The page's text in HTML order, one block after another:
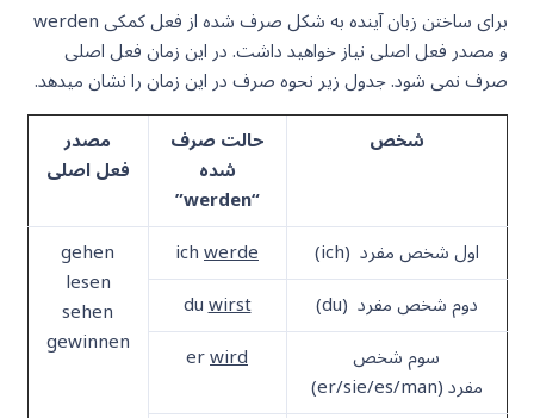
برای ساختن زبان آینده به شکل صرف شده از فعل کمکی werden
و مصدر فعل اصلی نیاز خواهید داشت. در این زمان فعل اصلی
صرف نمی شود. جدول زیر نحوه صرف در این زمان را نشان میدهد.
شخص
حالت صرف
شده
“werden”
مصدر
فعل اصلی
اول شخص مفرد (ich) ichwerde
gehen
lesen
sehen
gewinnen
دوم شخص مفرد (du) duwirst
سوم شخص
مفرد (er/sie/es/man)
erwird